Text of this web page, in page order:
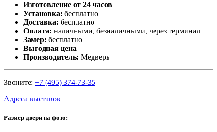
Изготовление от 24 часов
Установка: бесплатно
Доставка: бесплатно
Оплата: наличными, безналичными, через терминал
Замер: бесплатно
Выгодная цена
Производитель: Медверь
Звоните: +7 (495) 374-73-35
Адреса выставок
Размер двери на фото: